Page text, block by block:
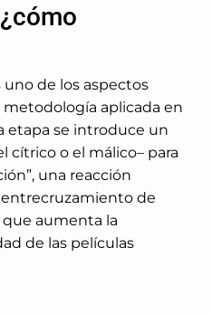
uno de los aspectos
metodología aplicada en
etapa se introduce un
cítrico o el málico– para
una reacción
de
aumenta la
de las películas